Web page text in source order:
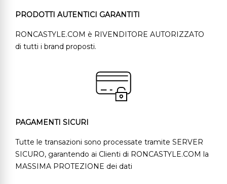
PRODOTTI AUTENTICI GARANTITI
RONCASTYLE.COM è RIVENDITORE AUTORIZZATO
di tutti i brand proposti.
PAGAMENTI SICURI
Tutte le transazioni sono processate tramite SERVER
SICURO, garantendo ai Clienti di RONCASTYLE.COM la
MASSIMA PROTEZIONE dei dati